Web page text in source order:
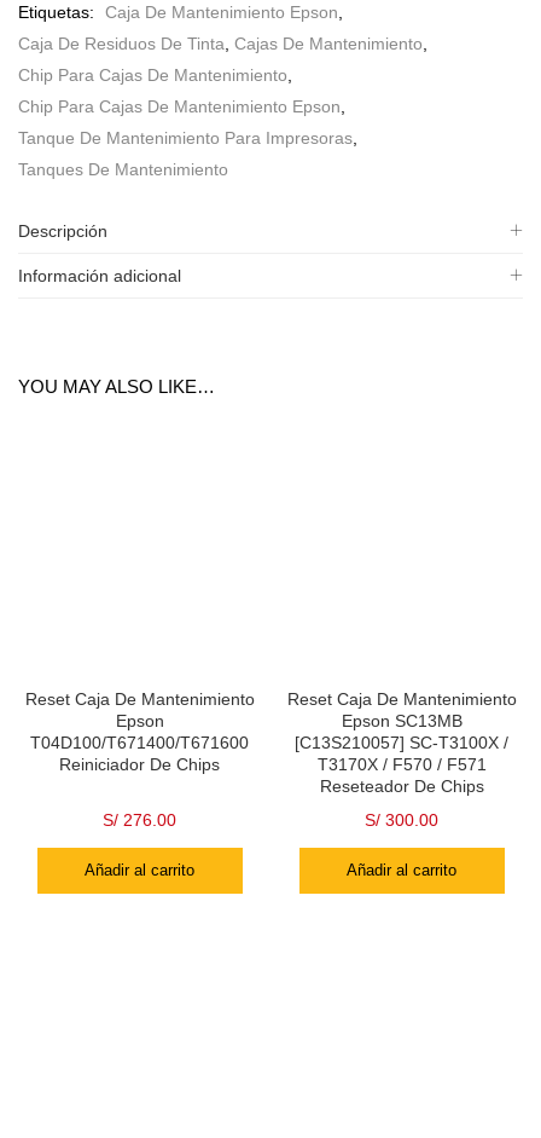
Etiquetas: Caja De Mantenimiento Epson
Caja De Residuos De Tinta Cajas De Mantenimiento
Chip Para Cajas De Mantenimiento
Chip Para Cajas De Mantenimiento Epson
Tanque De Mantenimiento Para Impresoras
Tanques De Mantenimiento
Descripción
Información adicional
YOU MAY ALSO LIKE…
Reset Caja De Mantenimiento
Epson
T04D100/T671400/T671600
Reiniciador De Chips
S/ 276.00
Añadir al carrito
Reset Caja De Mantenimiento
Epson SC13MB
[C13S210057] SC-T3100X /
T3170X / F570 / F571
Reseteador De Chips
S/ 300.00
Añadir al carrito